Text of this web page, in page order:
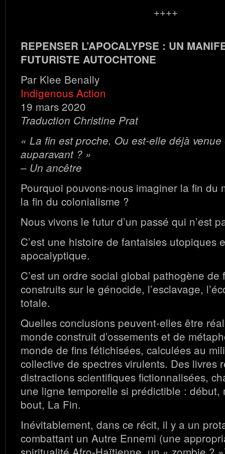
++++
REPENSER L’APOCALYPSE : UN
FUTURISTE AUTOCHTONE
Par Klee Benally
Indigenous Action
19 mars 2020
Traduction Christine Prat
« La fin est proche. Ou est-elle déjà
auparavant ? »
– Un ancêtre
Pourquoi pouvons-nous imaginer la fin du
la fin du colonialisme ?
Nous vivons le futur d’un passé qui n’est
C’est une histoire de fantaisies utopiques
apocalyptique.
C’est un ordre social global pathogène de
construits sur le génocide, l’esclavage,
totale.
Quelles conclusions peuvent-elles être
monde construit d’ossements et de
monde de fins fétichisées, calculées au
collective de spectres virulents. Des livres
distractions scientifiques fictionnalisées,
une ligne temporelle si prédictible : début,
bout, La Fin.
Inévitablement, dans ce récit, il y a un
combattant un Autre Ennemi (une